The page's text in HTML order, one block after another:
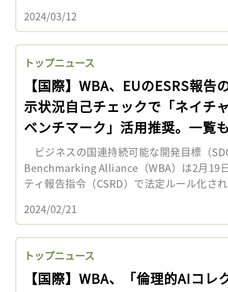
2024/03/12
トップニュース
【国際】WBA、EUのESRS報告
示状況自己チェックで「ネイチ
ベンチマーク」活用推奨。一覧
ビジネスの国連持続可能な開発目標（
Benchmarking Alliance（WBA）は2月19
ティ報告指令（CSRD）で法定ルール化さ
2024/02/21
トップニュース
【国際】WBA、「倫理的AIコレ